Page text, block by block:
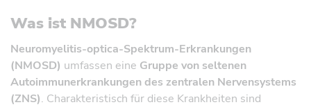
Was ist NMOSD?
Neuromyelitis-optica-Spektrum-Erkrankungen
(NMOSD) umfassen eine Gruppe von seltenen
Autoimmunerkrankungen des zentralen Nervensystems
(ZNS). Charakteristisch für diese Krankheiten sind